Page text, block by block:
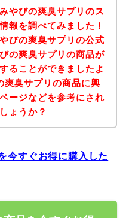
やびの爽臭サプリのス
報を調べてみました！
びの爽臭サプリの公式
の爽臭サプリの商品が
ることができましたよ
爽臭サプリの商品に興
ージなどを参考にされ
ょうか？
今すぐお得に購入した